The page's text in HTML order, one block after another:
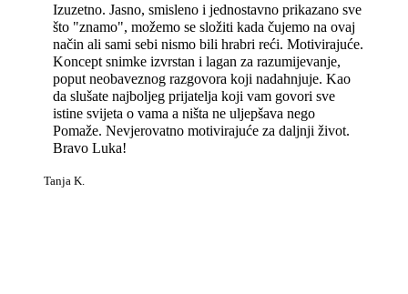
Izuzetno. Jasno, smisleno i jednostavno prikazano sve
što "znamo", možemo se složiti kada čujemo na ovaj
način ali sami sebi nismo bili hrabri reći. Motivirajuće.
Koncept snimke izvrstan i lagan za razumijevanje,
poput neobaveznog razgovora koji nadahnjuje. Kao
da slušate najboljeg prijatelja koji vam govori sve
istine svijeta o vama a ništa ne uljepšava nego
Pomaže. Nevjerovatno motivirajuće za daljnji život.
Bravo Luka!
Tanja K.